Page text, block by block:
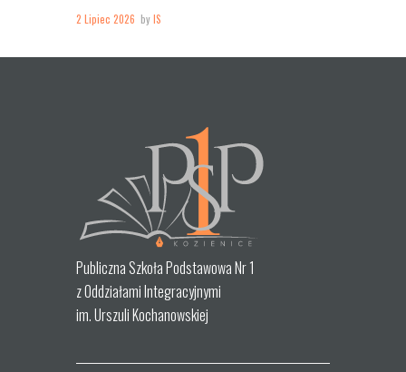
2 Lipiec 2026 byIS
Publiczna Szkoła Podstawowa Nr 1
z Oddziałami Integracyjnymi
im. Urszuli Kochanowskiej